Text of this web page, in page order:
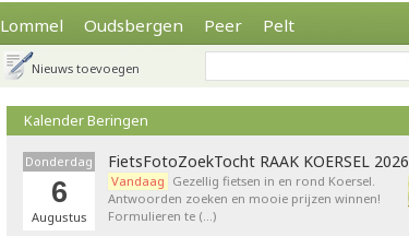
Lommel Oudsbergen Peer Pelt
Nieuws toevoegen
Kalender Beringen
Donderdag
6
Augustus
FietsFotoZoekTocht RAAK KOERSEL 2026
Vandaag Gezellig fietsen in en rond Koersel.
Antwoorden zoeken en mooie prijzen winnen!
Formulieren te (…)